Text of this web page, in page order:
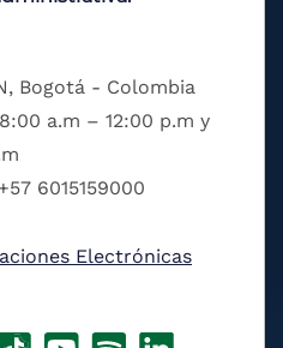
Bogotá - Colombia
a.m – 12:00 p.m y
6015159000
Electrónicas